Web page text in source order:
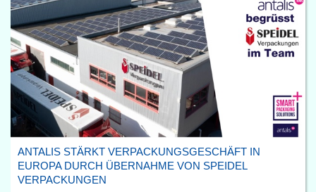
ANTALIS STÄRKT VERPACKUNGSGESCHÄFT IN
EUROPA DURCH ÜBERNAHME VON SPEIDEL
VERPACKUNGEN